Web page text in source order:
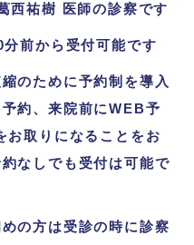
西祐樹 医師の診察です
前から受付可能です
のために予約制を導入
約、来院前にWEB予
お取りになることをお
なしでも受付は可能で
の方は受診の時に診察